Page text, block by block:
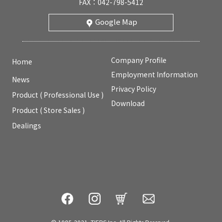
Google Map
Home
News
Product ( Professional Use )
Product ( Store Sales )
Dealings
Company Profile
Employment Information
Privacy Policy
Download